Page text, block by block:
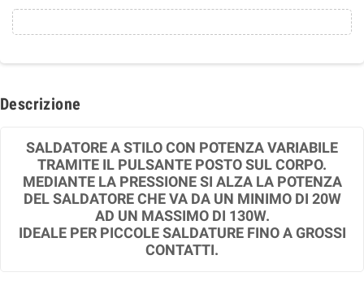
Descrizione
SALDATORE A STILO CON POTENZA VARIABILE
TRAMITE IL PULSANTE POSTO SUL CORPO.
MEDIANTE LA PRESSIONE SI ALZA LA POTENZA
DEL SALDATORE CHE VA DA UN MINIMO DI 20W
AD UN MASSIMO DI 130W.
IDEALE PER PICCOLE SALDATURE FINO A GROSSI
CONTATTI.